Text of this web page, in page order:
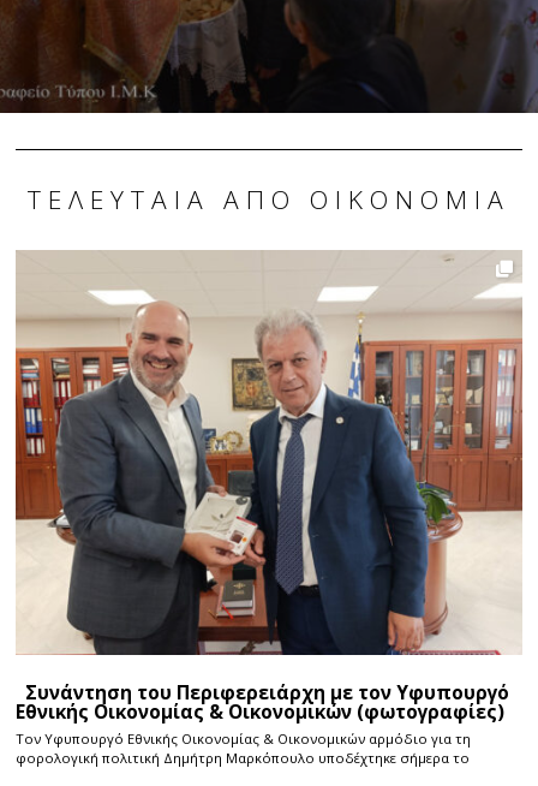
ΤΕΛΕΥΤΑΊΑ ΑΠΌ ΟΙΚΟΝΟΜΊΑ
Συνάντηση του Περιφερειάρχη με τον Υφυπουργό
Εθνικής Οικονομίας & Οικονομικών (φωτογραφίες)
Τον Υφυπουργό Εθνικής Οικονομίας & Οικονομικών αρμόδιο για τη
φορολογική πολιτική Δημήτρη Μαρκόπουλο υποδέχτηκε σήμερα το